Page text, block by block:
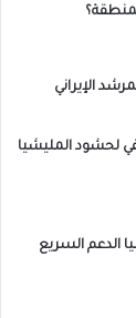
الإيراني
لحشود المليشيا
الدعم السريع